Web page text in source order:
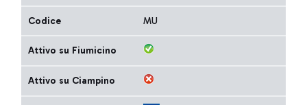
Codice MU
Attivo su Fiumicino
Attivo su Ciampino